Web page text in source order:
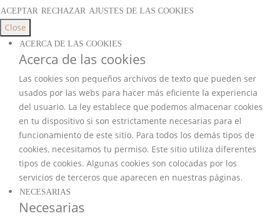
ACEPTAR RECHAZAR AJUSTES DE LAS COOKIES
Close
ACERCA DE LAS COOKIES
Acerca de las cookies
Las cookies son pequeños archivos de texto que pueden ser
usados por las webs para hacer más eficiente la experiencia
del usuario. La ley establece que podemos almacenar cookies
en tu dispositivo si son estrictamente necesarias para el
funcionamiento de este sitio. Para todos los demás tipos de
cookies, necesitamos tu permiso. Este sitio utiliza diferentes
tipos de cookies. Algunas cookies son colocadas por los
servicios de terceros que aparecen en nuestras páginas.
NECESARIAS
Necesarias